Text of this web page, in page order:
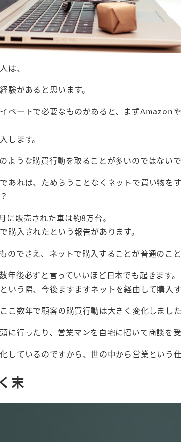
は、
験があると思います。
ベートで必要なものがあると、まずAmazon
します。
ような購買行動を取ることが多いのではない
あれば、ためらうことなくネットで買い物を
に販売された車は約8万台。
購入されたという報告があります。
のでさえ、ネットで購入することが普通のこ
年後必ずと言っていいほど日本でも起きます。
いう際、今後ますますネットを経由して購入
こ数年で顧客の購買行動は大きく変化しました
に行ったり、営業マンを自宅に招いて商談を
しているのですから、世の中から営業という
末